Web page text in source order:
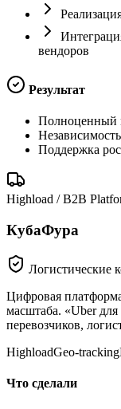
вендоров
Результат
Полноценный
Поддержка
Highload / B2B
КубаФура
Логистические
Цифровая
масштаба. «Uber
перевозчиков,
HighloadGeo-tracking
Что сделали